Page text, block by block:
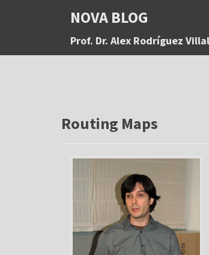
a
NOVA BLOG
Prof. Dr. Alex Rodríguez
Routing Maps